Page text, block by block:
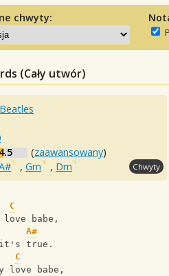
chwyty:
(Cały utwór)
4.5 (zaawansowany)
,Gm , Dm Chwyty
C
love babe,
A#
it's true.
C
love babe,